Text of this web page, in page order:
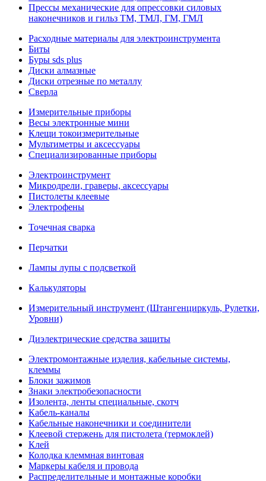
Прессы механические для опрессовки силовых
наконечников и гильз ТМ, ТМЛ, ГМ, ГМЛ
Расходные материалы для электроинструмента
Биты
Буры sds plus
Диски алмазные
Диски отрезные по металлу
Сверла
Измерительные приборы
Весы электронные мини
Клещи токоизмерительные
Мультиметры и аксессуары
Специализированные приборы
Электроинструмент
Микродрели, граверы, аксессуары
Пистолеты клеевые
Электрофены
Точечная сварка
Перчатки
Лампы лупы с подсветкой
Калькуляторы
Измерительный инструмент (Штангенциркуль, Рулетки,
Уровни)
Диэлектрические средства защиты
Электромонтажные изделия, кабельные системы,
клеммы
Блоки зажимов
Знаки электробезопасности
Изолента, ленты специальные, скотч
Кабель-каналы
Кабельные наконечники и соединители
Клеевой стержень для пистолета (термоклей)
Клей
Колодка клеммная винтовая
Маркеры кабеля и провода
Распределительные и монтажные коробки